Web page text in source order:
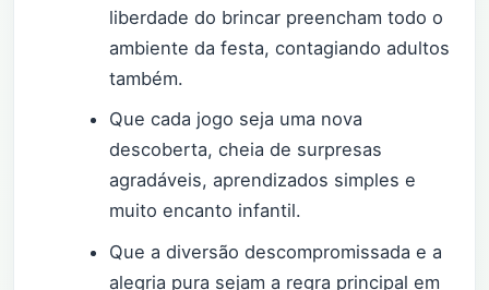
liberdade do brincar preencham todo o
ambiente da festa, contagiando adultos
também.
Que cada jogo seja uma nova
descoberta, cheia de surpresas
agradáveis, aprendizados simples e
muito encanto infantil.
Que a diversão descompromissada e a
alegria pura sejam a regra principal em